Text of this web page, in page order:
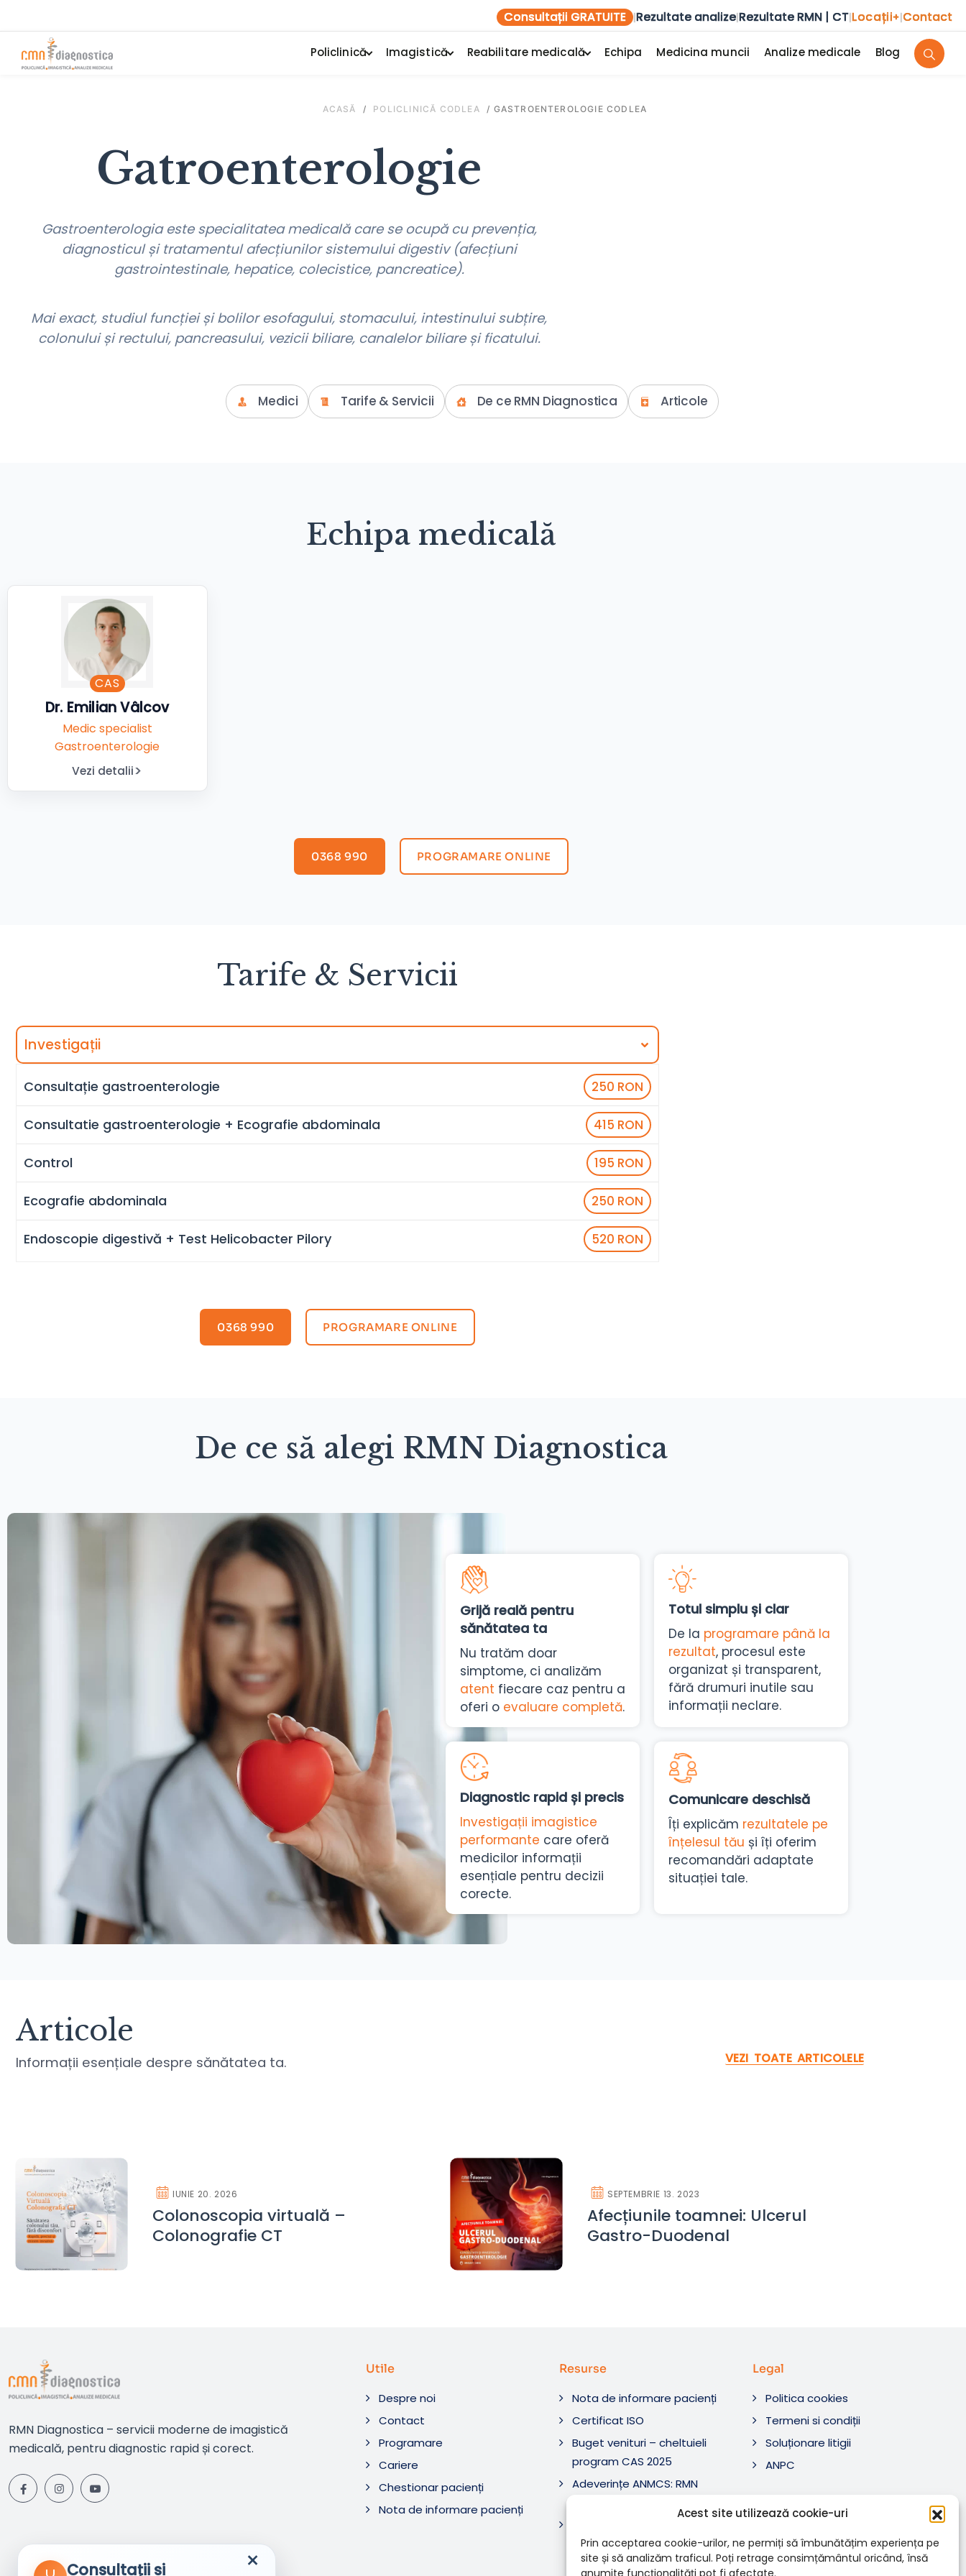
Acest site utilizează cookie-uri
Prin acceptarea cookie-urilor, ne permiți să îmbunătățim experiența pe
site și să analizăm traficul. Poți retrage consimțământul oricând, însă
anumite funcționalități pot fi afectate.
Consultații GRATUITE |Rezultate analize|Rezultate RMN | CT|Locații+|Contact
Policlinică Imagistică Reabilitare medicală Echipa Medicina muncii Analize medicale Blog
ACASĂ / POLICLINICĂ CODLEA / GASTROENTEROLOGIE CODLEA
Gatroenterologie
Gastroenterologia este specialitatea medicală care se ocupă cu prevenția,
diagnosticul și tratamentul afecțiunilor sistemului digestiv (afecțiuni
gastrointestinale, hepatice, colecistice, pancreatice).
Mai exact, studiul funcției și bolilor esofagului, stomacului, intestinului subțire,
colonului și rectului, pancreasului, vezicii biliare, canalelor biliare și ficatului.
Medici Tarife & Servicii De ce RMN Diagnostica Articole
Echipa medicală
CAS
Dr. Emilian Vâlcov
Medic specialist
Gastroenterologie
Vezi detalii
0368 990 PROGRAMARE ONLINE
Tarife & Servicii
Investigații
Consultație gastroenterologie 250 RON
Consultatie gastroenterologie + Ecografie abdominala 415 RON
Control 195 RON
Ecografie abdominala 250 RON
Endoscopie digestivă + Test Helicobacter Pilory 520 RON
0368 990 PROGRAMARE ONLINE
De ce să alegi RMN Diagnostica
Grijă reală pentru
sănătatea ta
Nu tratăm doar
simptome, ci analizăm
atent fiecare caz pentru a
oferi o evaluare completă.
Totul simplu și clar
De la programare până la
rezultat, procesul este
organizat și transparent,
fără drumuri inutile sau
informații neclare.
Diagnostic rapid și precis
Investigații imagistice
performante care oferă
medicilor informații
esențiale pentru decizii
corecte.
Comunicare deschisă
Îți explicăm rezultatele pe
înțelesul tău și îți oferim
recomandări adaptate
situației tale.
Articole
Informații esențiale despre sănătatea ta. VEZI TOATE ARTICOLELE
IUNIE 20. 2026
Colonoscopia virtuală –
Colonografie CT
SEPTEMBRIE 13. 2023
Afecțiunile toamnei: Ulcerul
Gastro-Duodenal
RMN Diagnostica – servicii moderne de imagistică
medicală, pentru diagnostic rapid și corect.
Utile
Despre noi
Contact
Programare
Cariere
Chestionar pacienți
Nota de informare pacienți
Resurse
Nota de informare pacienți
Certificat ISO
Buget venituri – cheltuieli
program CAS 2025
Adeverințe ANMCS: RMN
Diagnostica SRL
Legal
Politica cookies
Termeni si condiții
Soluționare litigii
ANPC
×
Consultații si